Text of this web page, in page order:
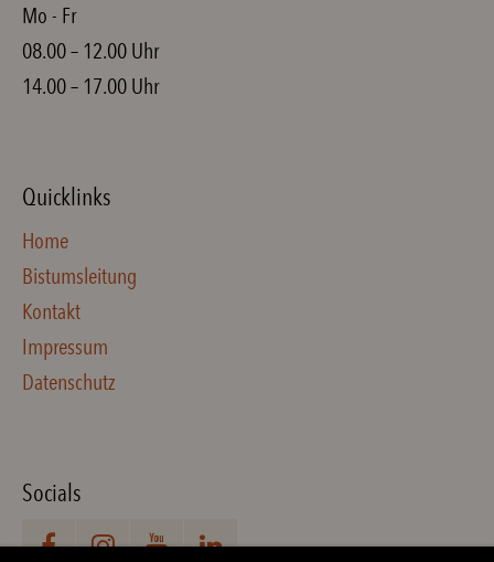
Mo - Fr
08.00 – 12.00 Uhr
14.00 – 17.00 Uhr
Quicklinks
Home
Bistumsleitung
Kontakt
Impressum
Datenschutz
Socials